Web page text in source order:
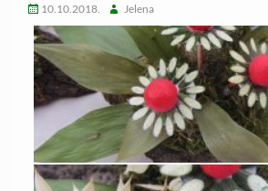
10.10.2018. Jelena